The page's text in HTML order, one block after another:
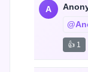
A
👍 1